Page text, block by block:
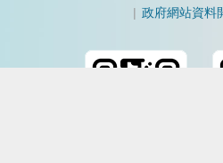
|政府網站資料